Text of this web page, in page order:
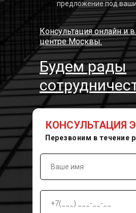
Будем рады
Перезвоним в течение
КОНСУЛЬТАЦИЯ
Консультация онлайн и
центре Москвы.
предложение под